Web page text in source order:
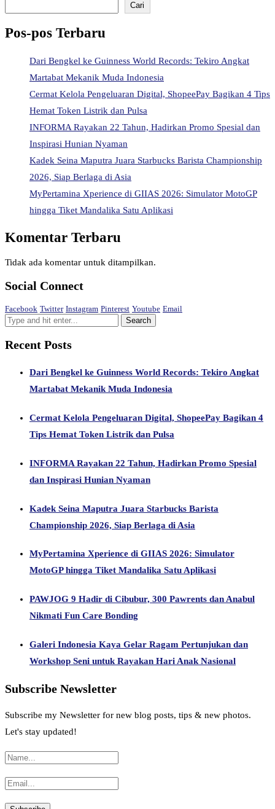
Cari
Pos-pos Terbaru
Dari Bengkel ke Guinness World Records: Tekiro Angkat
Martabat Mekanik Muda Indonesia
Cermat Kelola Pengeluaran Digital, ShopeePay Bagikan 4 Tips
Hemat Token Listrik dan Pulsa
INFORMA Rayakan 22 Tahun, Hadirkan Promo Spesial dan
Inspirasi Hunian Nyaman
Kadek Seina Maputra Juara Starbucks Barista Championship
2026, Siap Berlaga di Asia
MyPertamina Xperience di GIIAS 2026: Simulator MotoGP
hingga Tiket Mandalika Satu Aplikasi
Komentar Terbaru
Tidak ada komentar untuk ditampilkan.
Social Connect
Facebook Twitter Instagram Pinterest Youtube Email
Recent Posts
Dari Bengkel ke Guinness World Records: Tekiro Angkat
Martabat Mekanik Muda Indonesia
Cermat Kelola Pengeluaran Digital, ShopeePay Bagikan 4
Tips Hemat Token Listrik dan Pulsa
INFORMA Rayakan 22 Tahun, Hadirkan Promo Spesial
dan Inspirasi Hunian Nyaman
Kadek Seina Maputra Juara Starbucks Barista
Championship 2026, Siap Berlaga di Asia
MyPertamina Xperience di GIIAS 2026: Simulator
MotoGP hingga Tiket Mandalika Satu Aplikasi
PAWJOG 9 Hadir di Cibubur, 300 Pawrents dan Anabul
Nikmati Fun Care Bonding
Galeri Indonesia Kaya Gelar Ragam Pertunjukan dan
Workshop Seni untuk Rayakan Hari Anak Nasional
Subscribe Newsletter
Subscribe my Newsletter for new blog posts, tips & new photos.
Let's stay updated!